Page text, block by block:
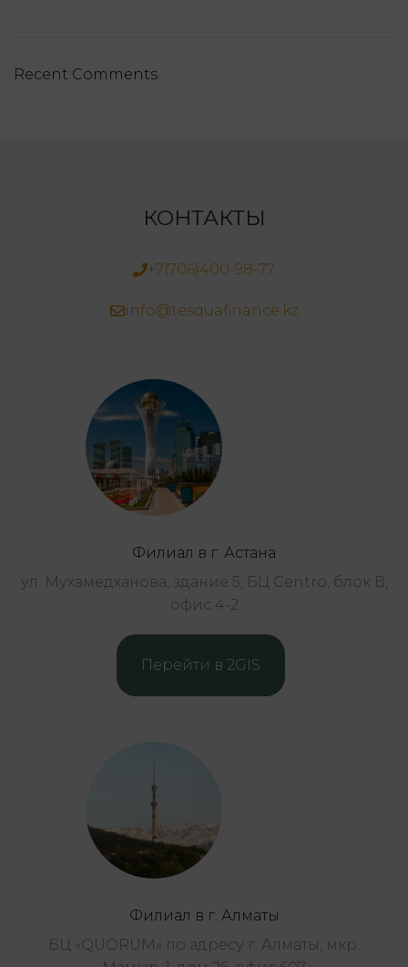
Recent Comments
КОНТАКТЫ
+7(706)400-98-77
info@tesquafinance.kz
Филиал в г. Астана
ул. Мухамедханова, здание 5, БЦ Centro, блок В,
офис 4-2
Перейти в 2GIS
Филиал в г. Алматы
БЦ «QUORUM» по адресу г. Алматы, мкр.